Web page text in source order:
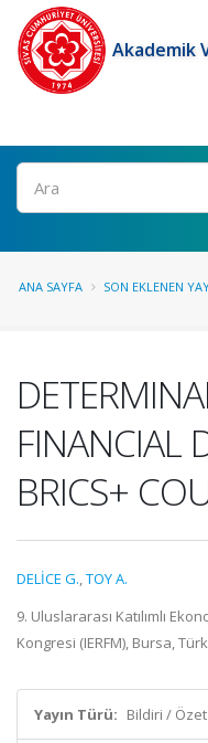
Akademik
Ara
ANA SAYFA SON EKLENEN
FINANCIAL
BRICS+
DELİCE G.,TOY A.
9. Uluslararası Katılımlı
Kongresi (IERFM), Bursa,
Yayın Türü: Bildiri /